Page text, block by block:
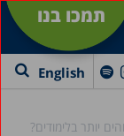
תמכו בנו
English
יותר בלימודים?